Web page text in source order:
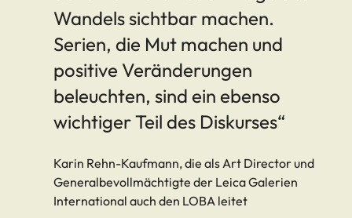
Wandels sichtbar machen.
Serien, die Mut machen und
positive Veränderungen
beleuchten, sind ein ebenso
wichtiger Teil des Diskurses“
Karin Rehn-Kaufmann, die als Art Director und
Generalbevollmächtigte der Leica Galerien
International auch den LOBA leitet